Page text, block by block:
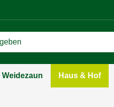
Weidezaun Haus & Hof